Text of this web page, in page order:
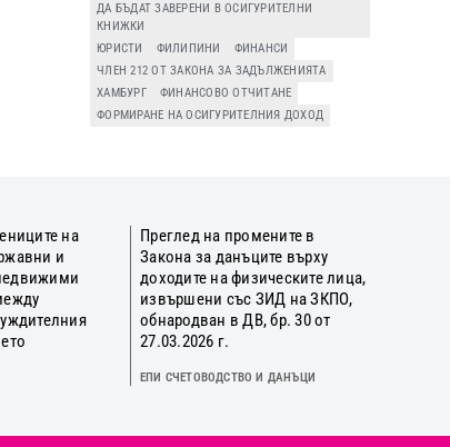
ДА БЪДАТ ЗАВЕРЕНИ В ОСИГУРИТЕЛНИ
КНИЖКИ
ЮРИСТИ
ФИЛИПИНИ
ФИНАНСИ
ЧЛЕН 212 ОТ ЗАКОНА ЗА ЗАДЪЛЖЕНИЯТА
ХАМБУРГ
ФИНАНСОВО ОТЧИТАНЕ
ФОРМИРАНЕ НА ОСИГУРИТЕЛНИЯ ДОХОД
на
и
Преглед на промените в
Закона за данъците върху
доходите на физическите лица,
извършени със ЗИД на ЗКПО,
обнародван в ДВ, бр. 30 от
27.03.2026 г.
ЕПИ СЧЕТОВОДСТВО И ДАНЪЦИ